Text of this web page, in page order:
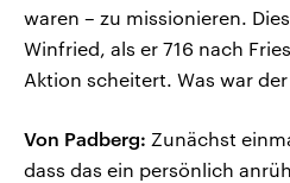
waren – zu missionieren.
Winfried, als er 716 nach
Aktion scheitert. Was war
Von Padberg: Zunächst
dass das ein persönlich